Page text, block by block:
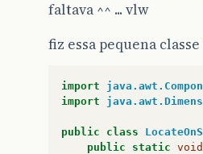
faltava ^^ ... vlw
fiz essa pequena
import
import
public class
public
static void